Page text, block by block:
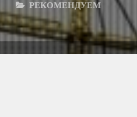
РЕКОМЕНДУЕМ